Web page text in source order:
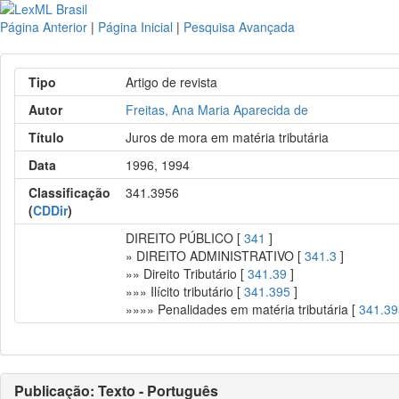
Página Anterior | Página Inicial | Pesquisa Avançada
Tipo
Artigo de revista
Autor
Freitas, Ana Maria Aparecida de
Título
Juros de mora em matéria tributária
Data
1996, 1994
Classificação
(CDDir)
341.3956
DIREITO PÚBLICO [341 ]
» DIREITO ADMINISTRATIVO [341.3 ]
»» Direito Tributário [341.39 ]
»»» Ilícito tributário [341.395 ]
»»»» Penalidades em matéria tributária [
Publicação: Texto - Português